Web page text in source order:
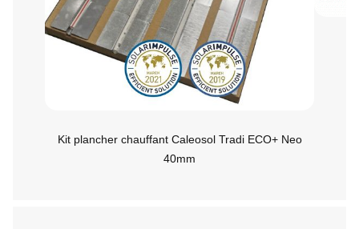
Kit plancher chauffant Caleosol Tradi ECO+ Neo
40mm